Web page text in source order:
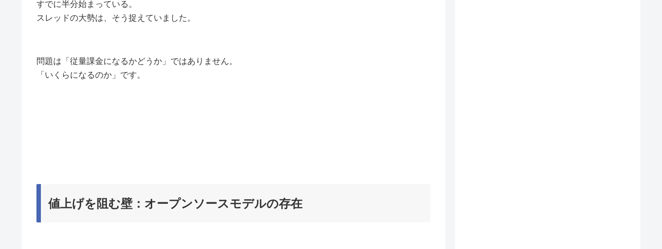
すでに半分始まっている。
スレッドの大勢は、そう捉えていました。
問題は「従量課金になるかどうか」ではありません。
「いくらになるのか」です。
値上げを阻む壁：オープンソースモデルの存在